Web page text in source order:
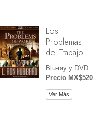
Los
Problemas
del Trabajo
Blu-ray y DVD
Precio MX$520
Ver Más